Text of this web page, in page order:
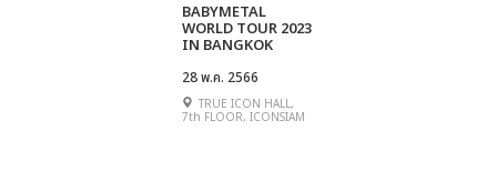
BABYMETAL
WORLD TOUR 2023
IN BANGKOK
28 พ.ค. 2566
TRUE ICON HALL,
7th FLOOR, ICONSIAM